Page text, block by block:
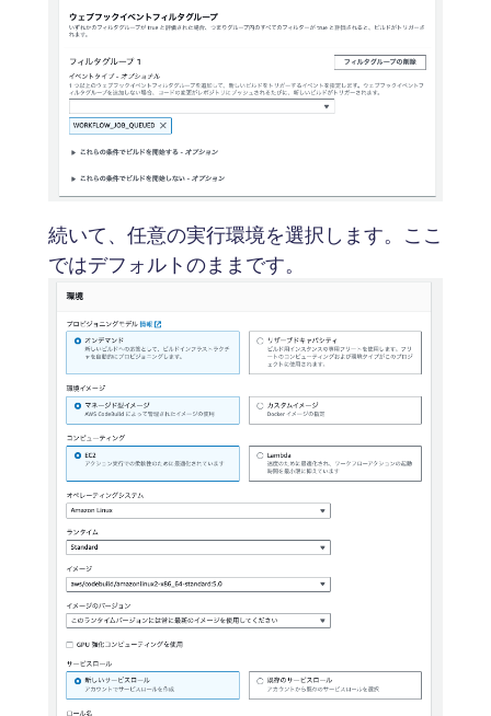
続いて、任意の実行環境を選択します。ここ
ではデフォルトのままです。